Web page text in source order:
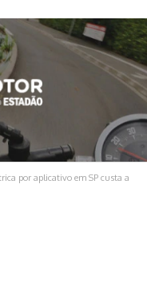
por aplicativo em SP custa a